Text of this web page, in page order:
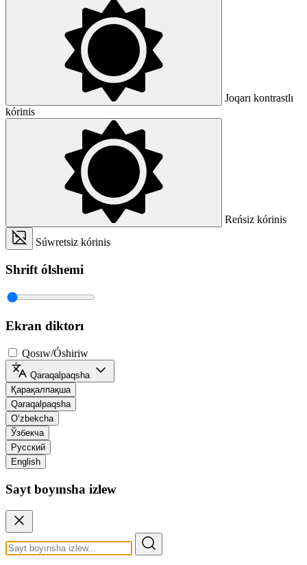
Joqarı kontrastlı
kórinis
Reńsiz kórinis
Súwretsiz kórinis
Shrift ólshemi
Ekran diktorı
Qosıw/Óshiriw
Qaraqalpaqsha
Қарақалпақша
Qaraqalpaqsha
O‘zbekcha
Ўзбекча
Русский
English
Sayt boyınsha izlew